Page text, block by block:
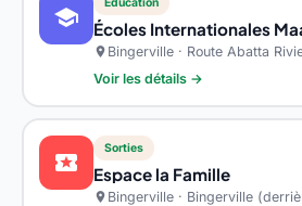
school Écoles Internationales
location_on Bingerville · Route Abatta
Voir les détails →
local_activity
Sorties
Espace la Famille
location_on Bingerville · Bingerville